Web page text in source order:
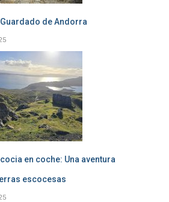
de Andorra
en coche: Una aventura
escocesas